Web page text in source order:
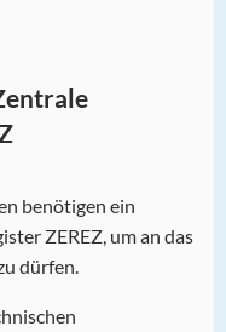
benötigen ein
ZEREZ, um an das
dürfen.